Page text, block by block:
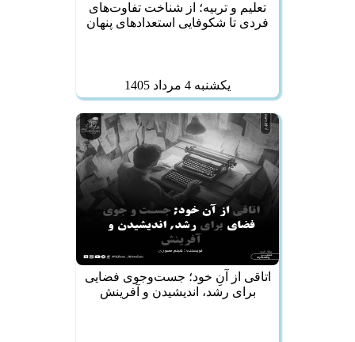
تعلیم و تربیه؛ از شناخت تفاوت‌های
فردی تا شکوفایی استعدادهای پنهان
يكشنبه 4 مرداد 1405
اتاقی از آنِ خود؛ جست‌وجوی فضایی
برای رشد، اندیشیدن و آفرینش